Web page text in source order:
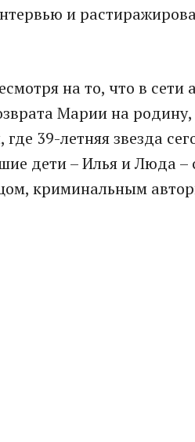
и
на то, что в сети
Марии на
39-летняя звезда
дети – Илья и Люда –
криминальным